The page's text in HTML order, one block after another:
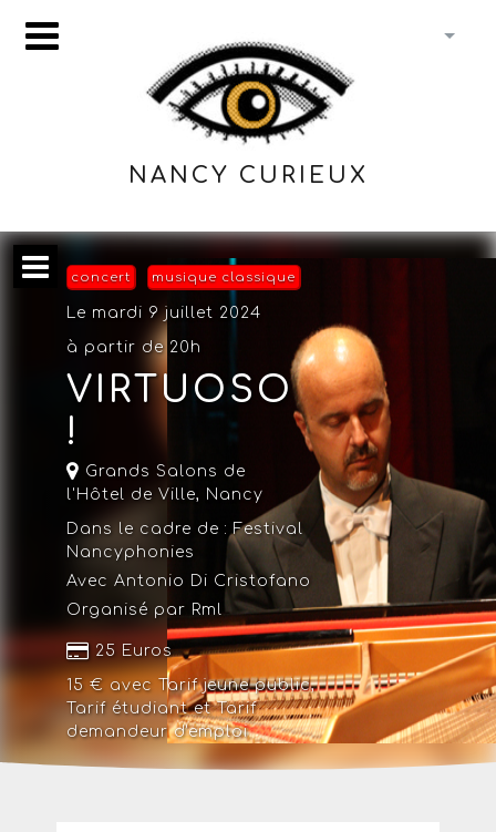
NANCY CURIEUX
concert musique classique
Le mardi 9 juillet 2024
à partir de 20h
VIRTUOSO
!
Grands Salons de
l'Hôtel de Ville, Nancy
Dans le cadre de : Festival
Nancyphonies
Avec Antonio Di Cristofano
Organisé par Rml
25 Euros
15 € avecTarif jeune public,
Tarif étudiantetTarif
demandeur d'emploi